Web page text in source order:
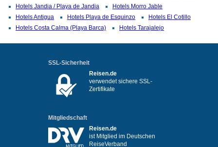
Hotels Jandia / Playa de Jandia
Hotels Morro Jable
Hotels Antigua
Hotels Playa de Esquinzo
Hotels El Cotillo
Hotels Costa Calma (Playa Barca)
Hotels Tarajalejo
SSL-Sicherheit
Reisen.de
verwendet sichere SSL-
Zertifikate
Mitgliedschaft
Reisen.de
ist Mitglied im Deutschen
ReiseVerband